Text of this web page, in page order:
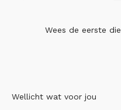
Wees de eerste die
Wellicht wat voor jou